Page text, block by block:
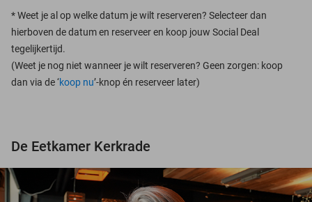
*Weet je al op welke datum je wilt reserveren? Selecteer dan
hierboven de datum en reserveer en koop jouw Social Deal
tegelijkertijd.
(Weet je nog niet wanneer je wilt reserveren? Geen zorgen: koop
dan via de ‘koop nu’-knop én reserveer later)
De Eetkamer Kerkrade